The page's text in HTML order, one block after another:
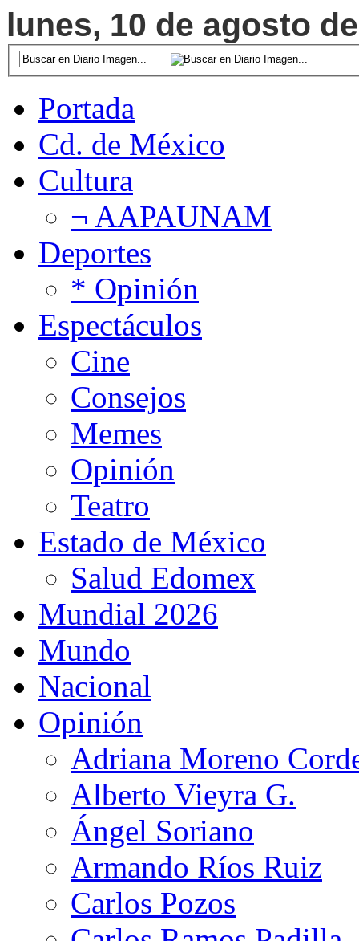
lunes, 10 de agosto
Portada
Cd. de México
Cultura
¬ AAPAUNAM
Deportes
* Opinión
Espectáculos
Cine
Consejos
Memes
Opinión
Teatro
Estado de México
Salud Edomex
Mundial 2026
Mundo
Nacional
Opinión
Adriana Moreno
Alberto Vieyra G.
Ángel Soriano
Armando Ríos Ruiz
Carlos Pozos